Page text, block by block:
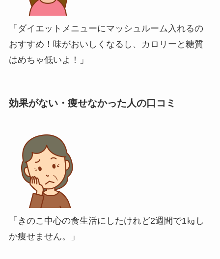
「ダイエットメニューにマッシュルーム入れるの
おすすめ！味がおいしくなるし、カロリーと糖質
はめちゃ低いよ！」
効果がない・痩せなかった人の口コミ
「きのこ中心の食生活にしたけれど2週間で1㎏し
か痩せません。」